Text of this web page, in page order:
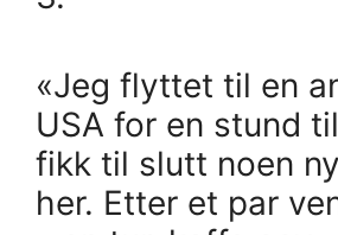
«Jeg flyttet til en
USA for en stund
fikk til slutt noen
her. Etter et par